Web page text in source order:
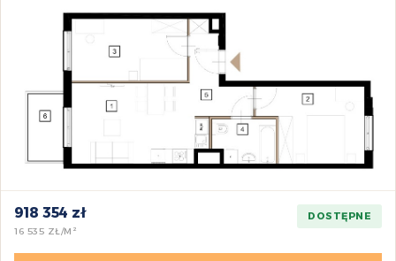
918 354 zł
16 535 ZŁ/M²
DOSTĘPNE